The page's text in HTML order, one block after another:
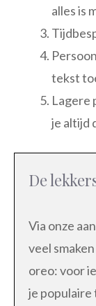
alles is
tekst
Lagere
je altijd
De
Via onze
veel
oreo: voor
je populaire